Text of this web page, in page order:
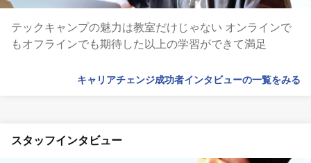
テックキャンプの魅力は教室だけじゃない オンラインで
もオフラインでも期待した以上の学習ができて満足
キャリアチェンジ成功者インタビューの一覧をみる
スタッフインタビュー